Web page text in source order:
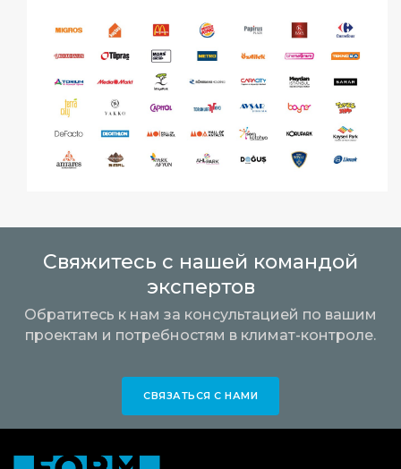
Свяжитесь с нашей командой
экспертов
Обратитесь к нам за консультацией по вашим
проектам и потребностям в климат-контроле.
СВЯЗАТЬСЯ С НАМИ